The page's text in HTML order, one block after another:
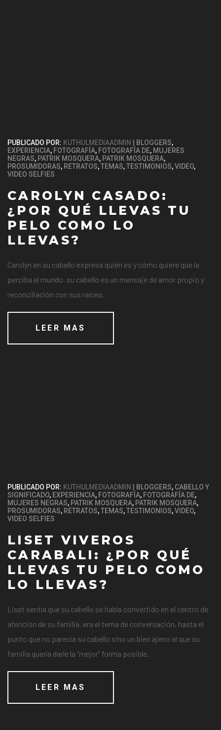
PUBLICADO POR: KUTHULMEDIAADMIN BLOGGERS,
EXPERIENCIA, FOTOGRAFÍA, FOTOGRAFÍA DE, MUJERES
NEGRAS, PATRIK MOSQUERA, PATRIK MOSQUERA,
PROSUMIDORAS, RETRATOS,TEMAS,TESTIMONIOS,VIDEO,
VIDEO SELFIES
CAROLYN CASADO:
¿POR QUÉ LLEVAS TU
PELO COMO LO
LLEVAS?
Carolyn en su cabello expresa quién es y cómo quiere que la
perciba el mundo, su cabello es un mensaje de amor propio y
reconciliación con sus raíces.
LEER MAS
PUBLICADO POR: KUTHULMEDIAADMIN BLOGGERS, CABELLO Y
SIGNIFICADO, EXPERIENCIA, FOTOGRAFÍA, FOTOGRAFÍA DE,
MUJERES NEGRAS, PATRIK MOSQUERA, PATRIK MOSQUERA,
PROSUMIDORAS, RETRATOS,TEMAS,TESTIMONIOS,VIDEO,
VIDEO SELFIES
LISET VIVEROS
CARABALI: ¿POR QUÉ
LLEVAS TU PELO COMO
LO LLEVAS?
Liset sentía que su cabello se había convertido en el centro de
atención de su familia, era el tema de conversación, hasta el
punto que no parecía su cabello sino un bien ajeno al que su
familia quería darle la “mejor” forma posible.
LEER MAS